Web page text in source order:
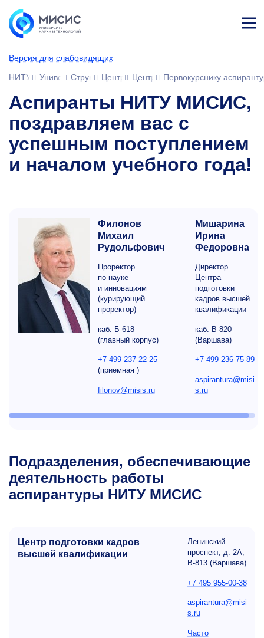
Версия для слабовидящих
ине
НИТУ МИСИСУниверситетСтруктура университета
Центры Центр подготовки кадров
Первокурснику
Аспиранты НИТУ МИСИС,
поздравляем вас с
успешным поступлением
и началом учебного года!
Филонов
Михаил
Рудольфович
Проректор
по науке
и инновациям
(курирующий
проректор)
каб. Б-618
(главный корпус)
+7 499 237-22-25
(приемная )
filonov@misis.ru
Мишарина
Ирина
Федоровна
Директор
Центра
подготовки
кадров высшей
квалификации
каб. В-820
(Варшава)
+7 499 236-75-89
aspirantura@misi
s.ru
Подразделения, обеспечивающие
деятельность работы
аспирантуры НИТУ МИСИС
Центр подготовки кадров
высшей квалификации
Ленинский
проспект, д. 2А,
В-813 (Варшава)
+7 495 955-00-38
aspirantura@misi
s.ru
Часто